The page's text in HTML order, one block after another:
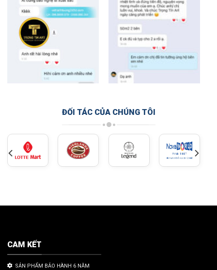
ĐỐI TÁC CỦA CHÚNG TÔI
CAM KẾT
SẢN PHẨM BẢO HÀNH 6 NĂM